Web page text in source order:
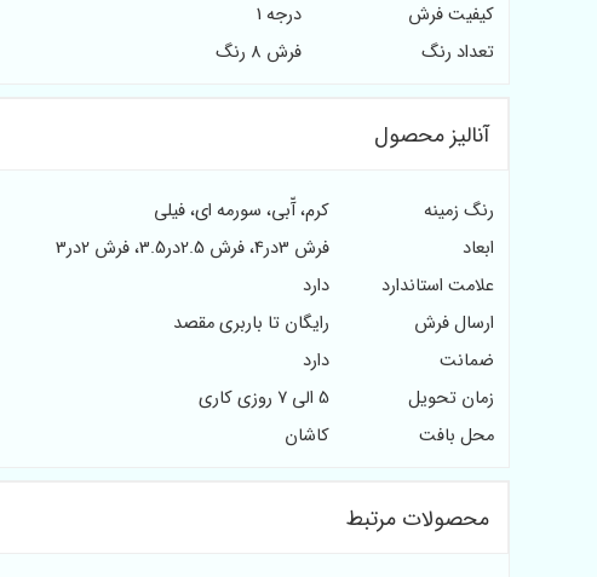
کیفیت فرش
درجه 1
تعداد رنگ
فرش 8 رنگ
آنالیز محصول
رنگ زمینه
کرم، آّبی، سورمه ای، فیلی
ابعاد
فرش 3در4، فرش 2.5در3.5، فرش 2در3
علامت استاندارد
دارد
ارسال فرش
رایگان تا باربری مقصد
ضمانت
دارد
زمان تحویل
5 الی 7 روزی کاری
محل بافت
کاشان
محصولات مرتبط